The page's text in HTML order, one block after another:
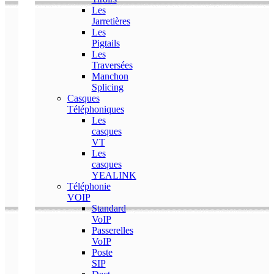
Les
Jarretières
Les
Pigtails
Les
Traversées
Manchon
Splicing
Casques
Téléphoniques
Les
casques
VT
Les
casques
YEALINK
Téléphonie
VOIP
Standard
VoIP
Passerelles
VoIP
Poste
SIP